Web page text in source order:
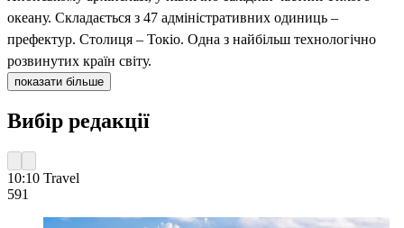
океану. Складається з 47 адміністративних одиниць –
префектур. Столиця – Токіо. Одна з найбільш технологічно
розвинутих країн світу.
показати більше
Вибір редакції
10:10 Travel
591